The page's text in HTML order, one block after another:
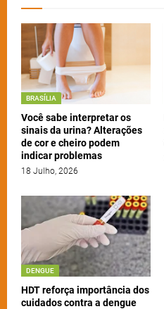
BRASÍLIA
Você sabe interpretar os
sinais da urina? Alterações
de cor e cheiro podem
indicar problemas
18 Julho, 2026
DENGUE
HDT reforça importância dos
cuidados contra a dengue